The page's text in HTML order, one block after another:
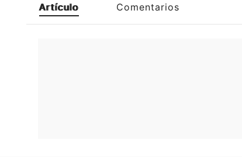
Artículo Comentarios